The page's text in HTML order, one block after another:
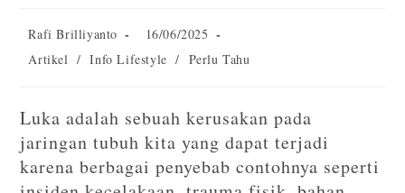
Rafi Brilliyanto
16/06/2025
Artikel / Info Lifestyle / Perlu Tahu
Luka adalah sebuah kerusakan pada
jaringan tubuh kita yang dapat terjadi
karena berbagai penyebab contohnya seperti